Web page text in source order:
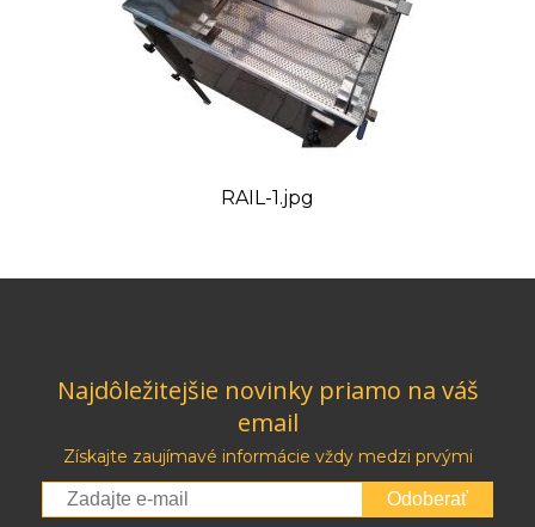
RAIL-1.jpg
Najdôležitejšie novinky priamo na váš
email
Získajte zaujímavé informácie vždy medzi prvými
Odoberať